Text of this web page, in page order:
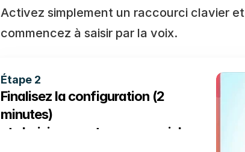
Activez simplement un raccourci clavier et
commencez à saisir par la voix.
Étape 2
Finalisez la configuration (2
minutes)
et choisissez votre raccourci de